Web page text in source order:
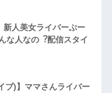
新人美女ライバーぷー
な人なの︖配信スタイ
ブ)】ママさんライバー